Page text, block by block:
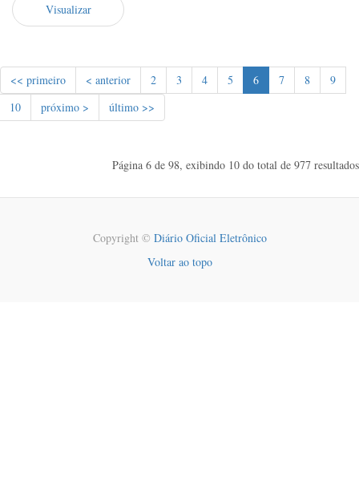
Visualizar
<< primeiro < anterior 2 3 4 5 6 7 8
9
10
próximo > último >>
Página 6 de 98, exibindo 10 do total de 977 resultados
Copyright © Diário Oficial Eletrônico
Voltar ao topo